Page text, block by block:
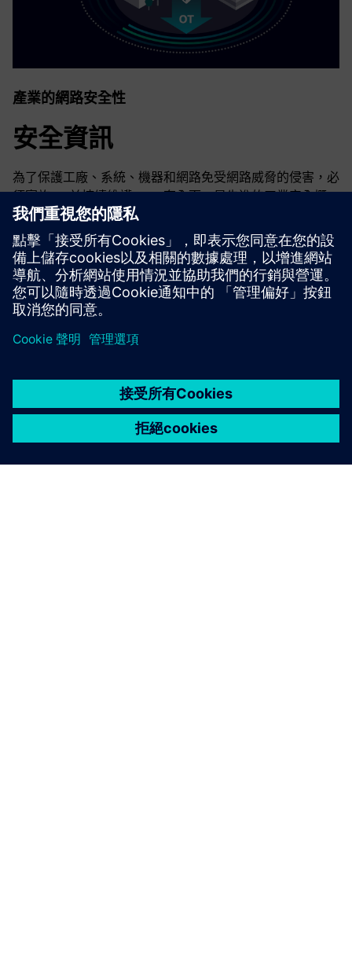
產業的網路安全性
安全資訊
為了保護工廠、系統、機器和網路免受網路威脅的侵害，必
須實施 — 並持續維護 — 一套全面、最先進的工業安全概
念。西門子的產品和解決方案只構成這種概念的一個元素。
有關工業安全的更多信息，請訪問。
深入了解